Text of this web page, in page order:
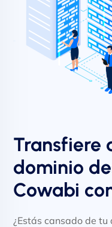
Transfiere
dominio
Cowabi
¿Estás cansado de